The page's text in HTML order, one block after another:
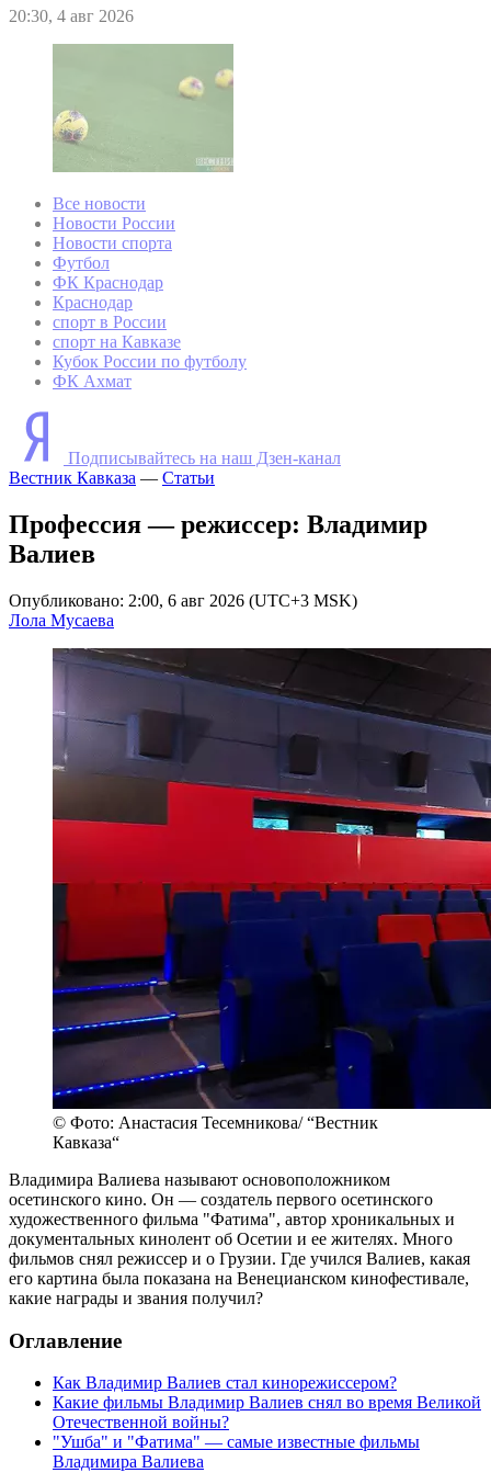
20:30, 4 авг 2026
Все новости
Новости России
Новости спорта
Футбол
ФК Краснодар
Краснодар
спорт в России
спорт на Кавказе
Кубок России по футболу
ФК Ахмат
Подписывайтесь на наш Дзен-канал
Вестник Кавказа — Статьи
Профессия — режиссер: Владимир
Валиев
Опубликовано: 2:00, 6 авг 2026 (UTC+3 MSK)
Лола Мусаева
© Фото: Анастасия Тесемникова/ “Вестник
Кавказа“
Владимира Валиева называют основоположником
осетинского кино. Он — создатель первого осетинского
художественного фильма "Фатима", автор хроникальных и
документальных кинолент об Осетии и ее жителях. Много
фильмов снял режиссер и о Грузии. Где учился Валиев, какая
его картина была показана на Венецианском кинофестивале,
какие награды и звания получил?
Оглавление
Как Владимир Валиев стал кинорежиссером?
Какие фильмы Владимир Валиев снял во время Великой
Отечественной войны?
"Ушба" и "Фатима" — самые известные фильмы
Владимира Валиева